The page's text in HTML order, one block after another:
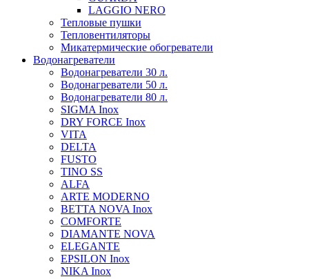
LAGGIO NERO
Тепловые пушки
Тепловентиляторы
Микатермические обогреватели
Водонагреватели
Водонагреватели 30 л.
Водонагреватели 50 л.
Водонагреватели 80 л.
SIGMA Inox
DRY FORCE Inox
VITA
DELTA
FUSTO
TINO SS
ALFA
ARTE MODERNO
BETTA NOVA Inox
COMFORTE
DIAMANTE NOVA
ELEGANTE
EPSILON Inox
NIKA Inox